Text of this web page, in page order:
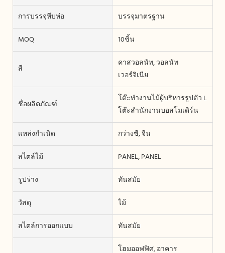
การบรรจุหีบห่อ
บรรจุมาตรฐาน
MOQ
10ชิ้น
สี
คาสวอลนัท, วอลนัท
เวอร์จิเนีย
ชื่อผลิตภัณฑ์
โต๊ะทำงานไม้ผู้บริหารรูปตัว L
โต๊ะสำนักงานบอสโมเดิร์น
แหล่งกำเนิด
กว่างซี, จีน
สไตล์ไม้
PANEL, PANEL
รูปร่าง
ทันสมัย
วัสดุ
ไม้
สไตล์การออกแบบ
ทันสมัย
โฮมออฟฟิศ, อาคาร